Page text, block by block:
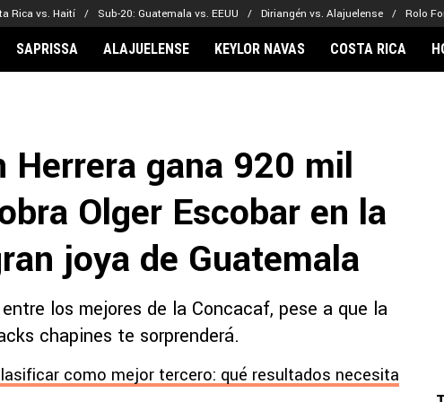
Rica vs. Haití Sub-20: Guatemala vs. EEUU Diriangén vs. Alajuelense Rolo
Kervin Arriaga
Adalberto Carrasquilla
Nathaniel Méndez-Laing
Alajuelense
Comunicaciones
Olimpia
Real Estelí
Real Madrid
SAPRISSA ALAJUELENSE KEYLOR NAVAS COSTA RICA
Herrera gana 920 mil
Olger Escobar en la
joya de Guatemala
los mejores de la Concacaf, pese a que la
chapines te sorprenderá.
como mejor tercero: qué resultados necesita